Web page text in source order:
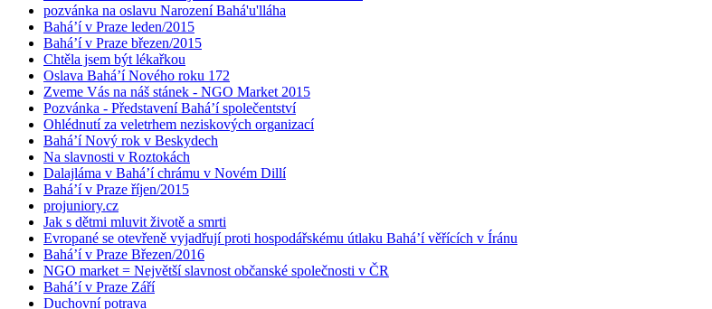
pozvánka na oslavu Narození Bahá'u'lláha
Bahá’í v Praze leden/2015
Bahá’í v Praze březen/2015
Chtěla jsem být lékařkou
Oslava Bahá’í Nového roku 172
Zveme Vás na náš stánek - NGO Market 2015
Pozvánka - Představení Bahá’í společentství
Ohlédnutí za veletrhem neziskových organizací
Bahá’í Nový rok v Beskydech
Na slavnosti v Roztokách
Dalajláma v Bahá’í chrámu v Novém Dillí
Bahá’í v Praze říjen/2015
projuniory.cz
Jak s dětmi mluvit životě a smrti
Evropané se otevřeně vyjadřují proti hospodářskému útlaku Bahá’í věřících v Íránu
Bahá’í v Praze Březen/2016
NGO market = Největší slavnost občanské společnosti v ČR
Bahá’í v Praze Září
Duchovní potrava